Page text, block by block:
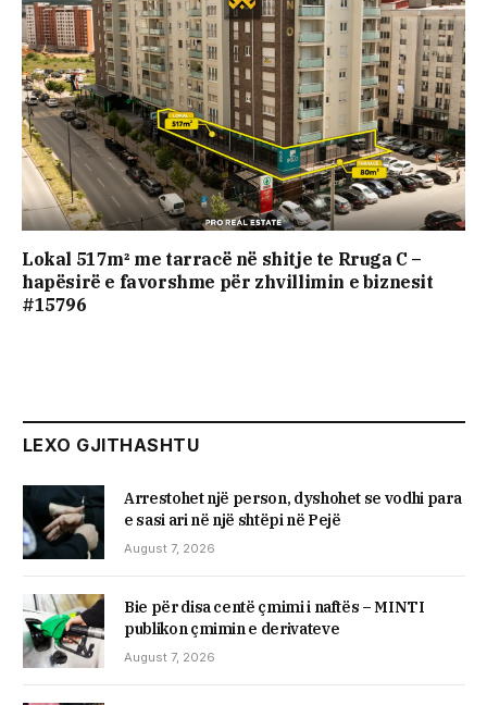
Lokal 517m² me tarracë në shitje te Rruga C –
hapësirë e favorshme për zhvillimin e biznesit
#15796
LEXO GJITHASHTU
Arrestohet një person, dyshohet se vodhi para
e sasi ari në një shtëpi në Pejë
August 7, 2026
Bie për disa centë çmimi i naftës – MINTI
publikon çmimin e derivateve
August 7, 2026